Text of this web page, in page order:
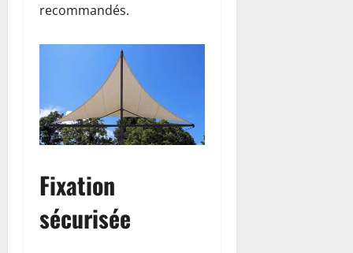
recommandés.
Fixation
sécurisée